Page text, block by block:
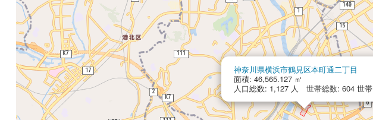
神奈川県横浜市鶴見区本町通二丁目
面積: 46,565.127 ㎡
人口総数: 1,127 人 世帯総数: 604 世帯